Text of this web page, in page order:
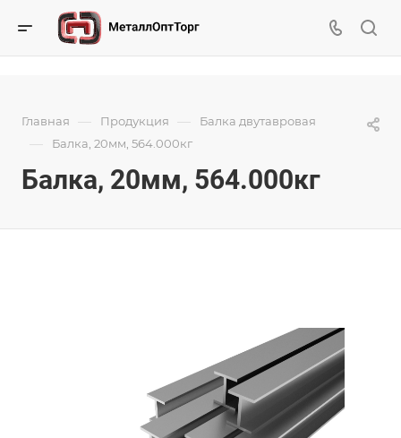
Главная — Продукция — Балка двутавровая
— Балка, 20мм, 564.000кг
Балка, 20мм, 564.000кг